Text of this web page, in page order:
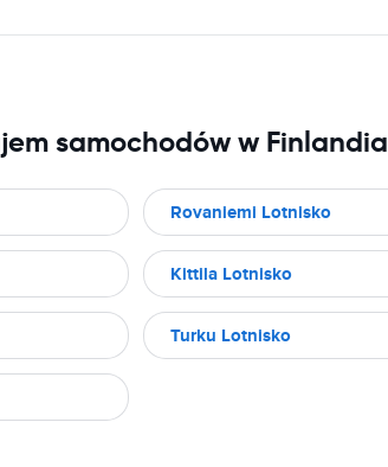
samochodów w Finlandia
Rovaniemi Lotnisko
Kittila Lotnisko
Turku Lotnisko